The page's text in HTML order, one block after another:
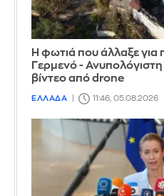
Η φωτιά που άλλαξε για
Γερμενό -
βίντεο από drone
ΕΛΛΑΔΑ 11:46, 05.08.2026